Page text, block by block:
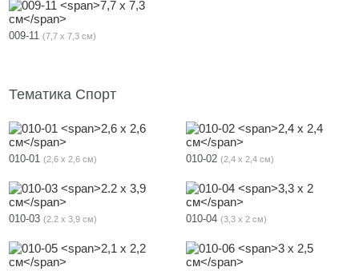
009-11 7,7 х 7,3 см
Тематика Спорт
010-01 2,6 х 2,6 см 010-02 2,4 х 2,4 см
010-03 2.2 х 3,9 см 010-04 3,3 х 2 см